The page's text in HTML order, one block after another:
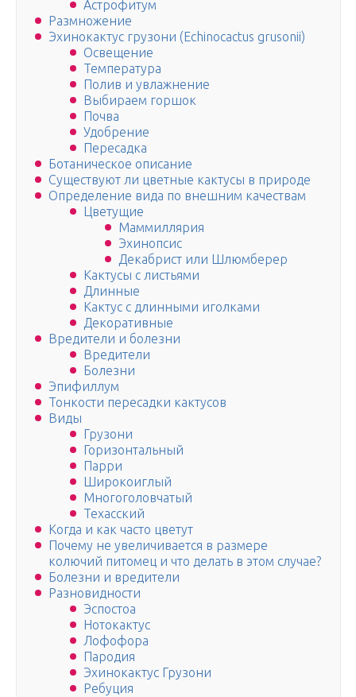
Астрофитум
Размножение
Эхинокактус грузони (Echinocactus grusonii)
Освещение
Температура
Полив и увлажнение
Выбираем горшок
Почва
Удобрение
Пересадка
Ботаническое описание
Существуют ли цветные кактусы в природе
Определение вида по внешним качествам
Цветущие
Маммиллярия
Эхинопсис
Декабрист или Шлюмберер
Кактусы с листьями
Длинные
Кактус с длинными иголками
Декоративные
Вредители и болезни
Вредители
Болезни
Эпифиллум
Тонкости пересадки кактусов
Виды
Грузони
Горизонтальный
Парри
Широкоиглый
Многоголовчатый
Техасский
Когда и как часто цветут
Почему не увеличивается в размере
колючий питомец и что делать в этом случае?
Болезни и вредители
Разновидности
Эспостоа
Нотокактус
Лофофора
Пародия
Эхинокактус Грузони
Ребуция